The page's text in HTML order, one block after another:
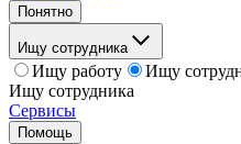
Понятно
Ищу сотрудника
Ищу работу
Ищу
Ищу сотрудника
Сервисы
Помощь